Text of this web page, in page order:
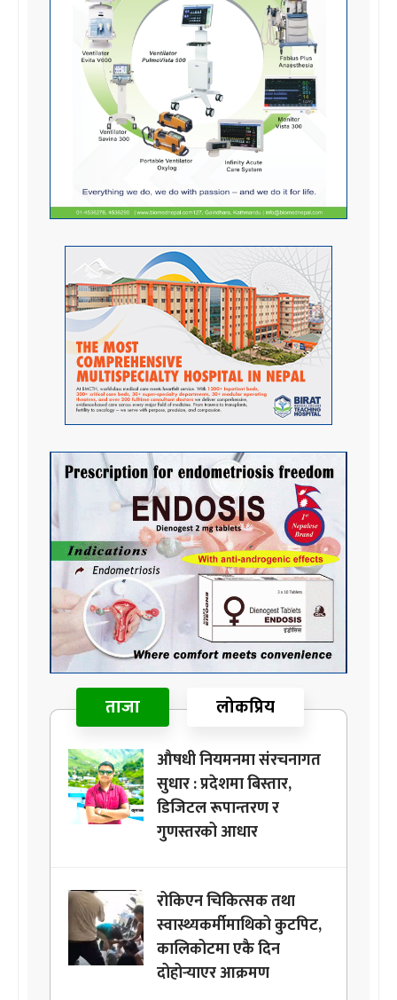
ताजा लोकप्रिय
औषधी नियमनमा संरचनागत
सुधार : प्रदेशमा बिस्तार,
डिजिटल रूपान्तरण र
गुणस्तरको आधार
रोकिएन चिकित्सक तथा
स्वास्थ्यकर्मीमाथिको कुटपिट,
कालिकोटमा एकै दिन
दोहोर्‍याएर आक्रमण